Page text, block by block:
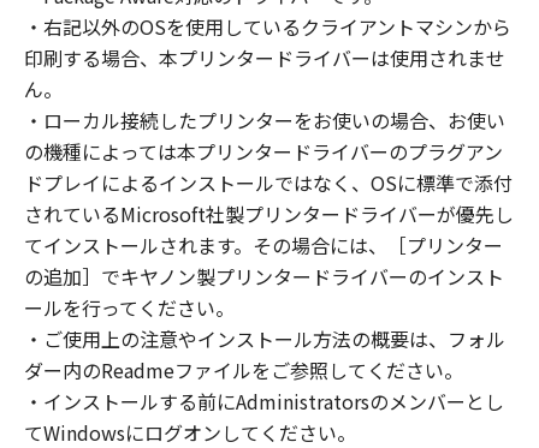
通じて接続されたコンピューター上で、かかる
コンピューターの使用者に対して「本ソフトウ
コンピューターの使用者に本契約書上の義務お
よび条件を遵守させるとともに、その履行に関
し全責任を負うことを条件とします。
(2) お客様は、上記(1)に基づいて「本ソフトウ
ェア」を使用するためのバックアップとして、
「本ソフトウェア」を１部、複製することがで
きます。
(3) 上記(1)および(2)に定める場合を除き、キヤ
ノンまたはキヤノンのライセンサーのいかなる
知的財産権も、明示たると黙示たるとを問わ
ず、本契約書によってお客様に譲渡あるいは許
諾されるものではありません。
・右記以外のOSを使用しているクライアントマシンから
印刷する場合、本プリンタードライバーは使用されませ
ん。
・ローカル接続したプリンターをお使いの場合、お使い
の機種によっては本プリンタードライバーのプラグアン
ドプレイによるインストールではなく、OSに標準で添付
されているMicrosoft社製プリンタードライバーが優先し
てインストールされます。その場合には、［プリンター
の追加］でキヤノン製プリンタードライバーのインスト
ールを行ってください。
・ご使用上の注意やインストール方法の概要は、フォル
ダー内のReadmeファイルをご参照してください。
・インストールする前にAdministratorsのメンバーとし
てWindowsにログオンしてください。